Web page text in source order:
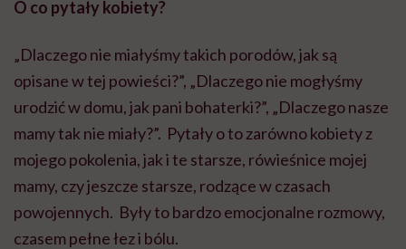
O co pytały kobiety?
„Dlaczego nie miałyśmy takich porodów, jak są
opisane w tej powieści?”, „Dlaczego nie mogłyśmy
urodzić w domu, jak pani bohaterki?”, „Dlaczego nasze
mamy tak nie miały?”. Pytały o to zarówno kobiety z
mojego pokolenia, jak i te starsze, rówieśnice mojej
mamy, czy jeszcze starsze, rodzące w czasach
powojennych. Były to bardzo emocjonalne rozmowy,
czasem pełne łez i bólu.